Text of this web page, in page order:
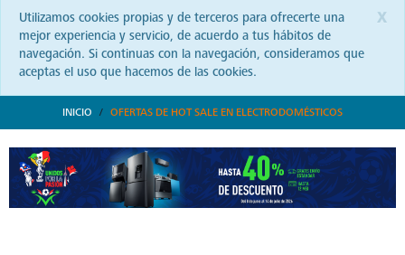
x
Utilizamos cookies propias y de terceros para ofrecerte una
mejor experiencia y servicio, de acuerdo a tus hábitos de
navegación. Si continuas con la navegación, consideramos que
aceptas el uso que hacemos de las cookies.
INICIO OFERTAS DE HOT SALE EN ELECTRODOMÉSTICOS